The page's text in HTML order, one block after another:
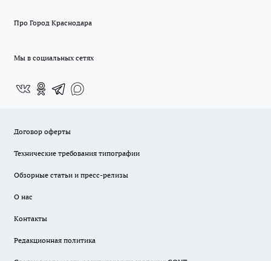
Про Город Краснодара
Мы в социальных сетях
Договор оферты
Технические требования типографии
Обзорные статьи и пресс-релизы
О нас
Контакты
Редакционная политика